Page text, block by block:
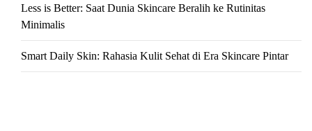
Less is Better: Saat Dunia Skincare Beralih ke Rutinitas
Minimalis
Smart Daily Skin: Rahasia Kulit Sehat di Era Skincare Pintar